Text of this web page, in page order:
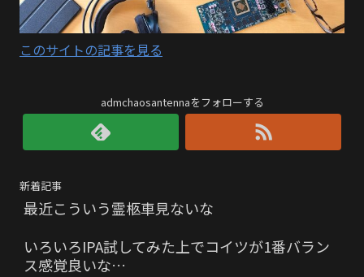
このサイトの記事を見る
admchaosantennaをフォローする
新着記事
最近こういう霊柩車見ないな
いろいろIPA試してみた上でコイツが1番バラン
ス感覚良いな…